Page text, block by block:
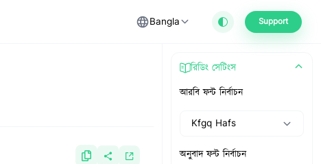
Bangla Support
রিডিং সেটিংস
আরবি ফন্ট নির্বাচন
Kfgq Hafs
অনুবাদ ফন্ট নির্বাচন